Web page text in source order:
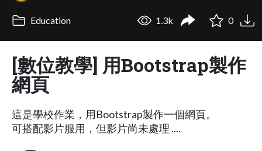
Education 1.3k 0
[數位教學] 用Bootstrap製作
網頁
這是學校作業，用Bootstrap製作一個網頁。
可搭配影片服用，但影片尚未處理 ....